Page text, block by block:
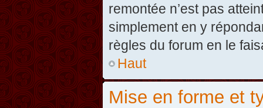
remontée n’est pas
simplement en y
règles du forum en le
Haut
Mise en forme et